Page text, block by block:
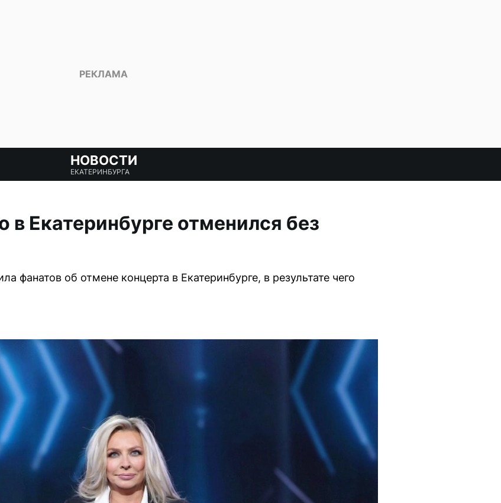
НОВОСТИ
ЕКАТЕРИНБУРГА
в Екатеринбурге отменился без
фанатов об отмене концерта в Екатеринбурге, в результате чего